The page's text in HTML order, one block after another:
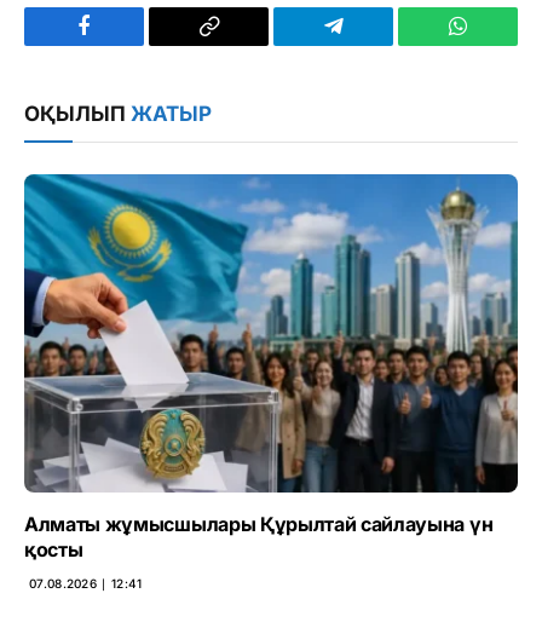
Facebook
Copy
Telegram
ОҚЫЛЫП ЖАТЫР
Алматы жұмысшылары Құрылтай сайлауына үн
қосты
07.08.2026 ∣ 12:41